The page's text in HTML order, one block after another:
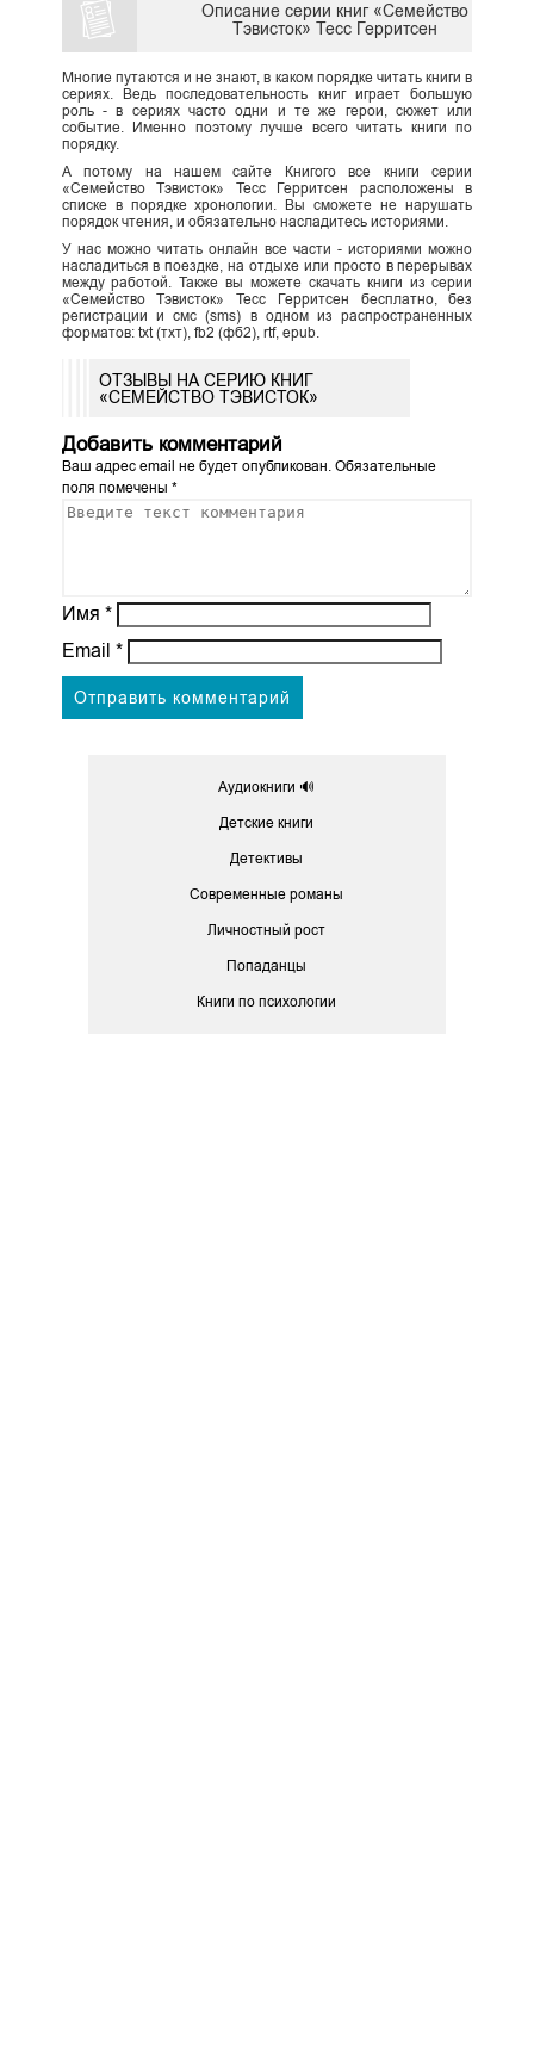
Описание серии книг «Семейство
Тэвисток» Тесс Герритсен
Многие путаются и не знают, в каком порядке читать книги в
сериях. Ведь последовательность книг играет большую
роль - в сериях часто одни и те же герои, сюжет или
событие. Именно поэтому лучше всего читать книги по
порядку.
А потому на нашем сайте Книгого все книги серии
«Семейство Тэвисток» Тесс Герритсен расположены в
списке в порядке хронологии. Вы сможете не нарушать
порядок чтения, и обязательно насладитесь историями.
У нас можно читать онлайн все части - историями можно
насладиться в поездке, на отдыхе или просто в перерывах
между работой. Также вы можете скачать книги из серии
«Семейство Тэвисток» Тесс Герритсен бесплатно, без
регистрации и смс (sms) в одном из распространенных
форматов: txt (тхт), fb2 (фб2), rtf, epub.
ОТЗЫВЫ НА СЕРИЮ КНИГ
«СЕМЕЙСТВО ТЭВИСТОК»
Добавить комментарий
Ваш адрес email не будет опубликован. Обязательные
поля помечены *
Имя *
Email *
Аудиокниги 🔊
Детские книги
Детективы
Современные романы
Личностный рост
Попаданцы
Книги по психологии